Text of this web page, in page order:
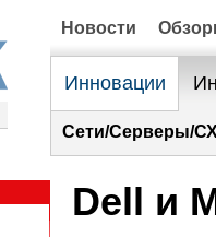
Новости
Инновации
Сети/Серверы/
Dell и